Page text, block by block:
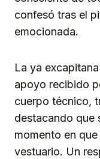
confesó tras el
emocionada.
La ya
apoyo recibido
cuerpo técnico,
destacando que
momento en
vestuario. Un